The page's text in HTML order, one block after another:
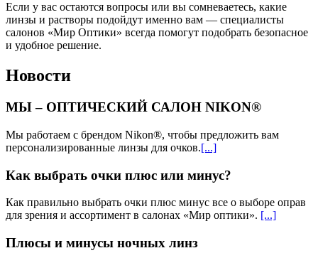
Если у вас остаются вопросы или вы сомневаетесь, какие
линзы и растворы подойдут именно вам — специалисты
салонов «Мир Оптики» всегда помогут подобрать безопасное
и удобное решение.
Новости
МЫ – ОПТИЧЕСКИЙ САЛОН NIKON®​
Мы работаем с брендом Nikon®, чтобы предложить вам
персонализированные линзы для очков​.[...]
Как выбрать очки плюс или минус?
Как правильно выбрать очки плюс минус все о выборе оправ
для зрения и ассортимент в салонах «Мир оптики». [...]
Плюсы и минусы ночных линз